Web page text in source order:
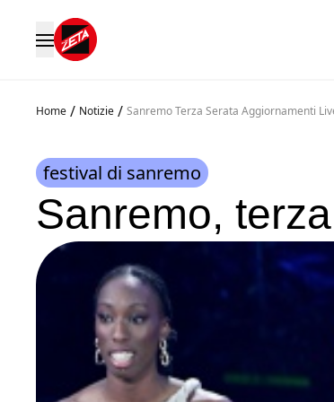
Home / Notizie / Sanremo Terza Serata Aggiornamenti
festival di sanremo
Sanremo,